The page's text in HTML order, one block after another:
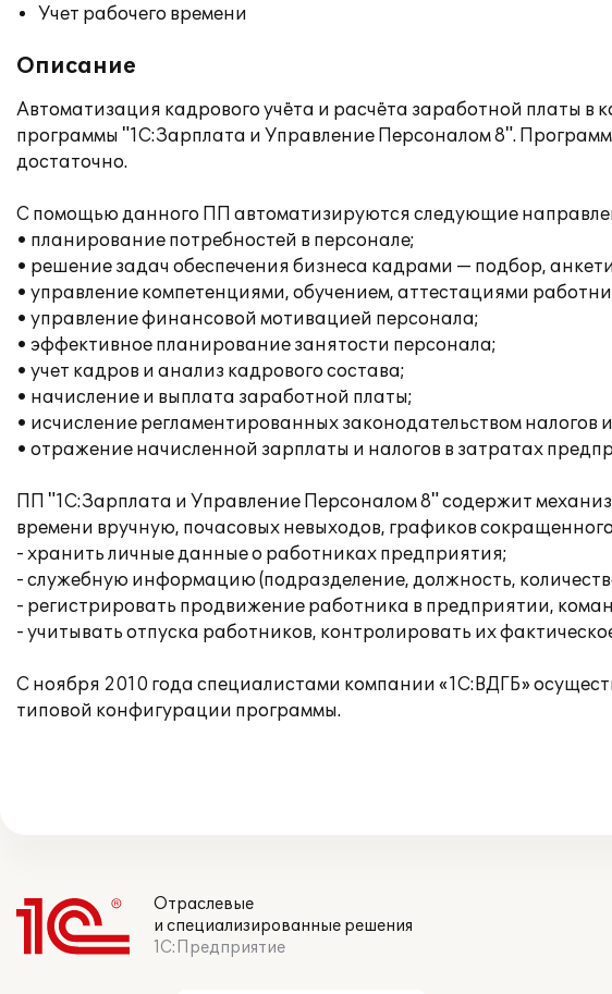
Учет рабочего времени
Описание
Автоматизация кадрового учёта и расчёта заработной платы
программы "1С:Зарплата и Управление Персоналом 8".
достаточно.
С помощью данного ПП автоматизируются следующие
• планирование потребностей в персонале;
• решение задач обеспечения бизнеса кадрами — подбор,
• управление компетенциями, обучением, аттестациями
• управление финансовой мотивацией персонала;
• эффективное планирование занятости персонала;
• учет кадров и анализ кадрового состава;
• начисление и выплата заработной платы;
• исчисление регламентированных законодательством налогов
• отражение начисленной зарплаты и налогов в затратах
ПП "1С:Зарплата и Управление Персоналом 8" содержит
времени вручную, почасовых невыходов, графиков
- хранить личные данные о работниках предприятия;
- служебную информацию (подразделение, должность,
- регистрировать продвижение работника в предприятии,
- учитывать отпуска работников, контролировать их
С ноября 2010 года специалистами компании «1С:ВДГБ»
типовой конфигурации программы.
Отраслевые
и специализированные решения
1С:Предприятие